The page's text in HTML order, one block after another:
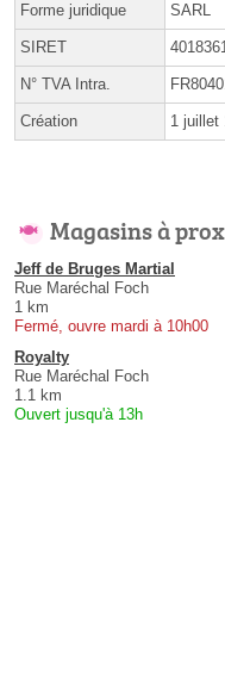
Forme juridique SARL
SIRET
N° TVA Intra.
Création 1 juillet
Magasins à
Jeff de Bruges Martial
Rue Maréchal Foch
1 km
Fermé, ouvre mardi à 10h00
Royalty
Rue Maréchal Foch
1.1 km
Ouvert jusqu'à 13h